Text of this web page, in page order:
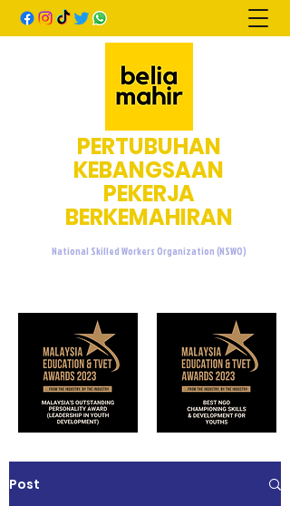
PERTUBUHAN
KEBANGSAAN
PEKERJA
BERKEMAHIRAN
National Skilled Workers Organization (NSWO)
Post